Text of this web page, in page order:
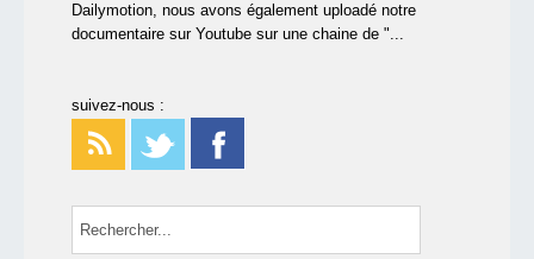
Dailymotion, nous avons également uploadé notre
documentaire sur Youtube sur une chaine de "...
suivez-nous :